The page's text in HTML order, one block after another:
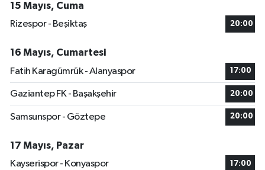
15 Mayıs, Cuma
Rizespor - Beşiktaş
20:00
16 Mayıs, Cumartesi
Fatih Karagümrük - Alanyaspor
17:00
Gaziantep FK - Başakşehir 20:00
Samsunspor - Göztepe 20:00
17 Mayıs, Pazar
Kayserispor - Konyaspor
17:00